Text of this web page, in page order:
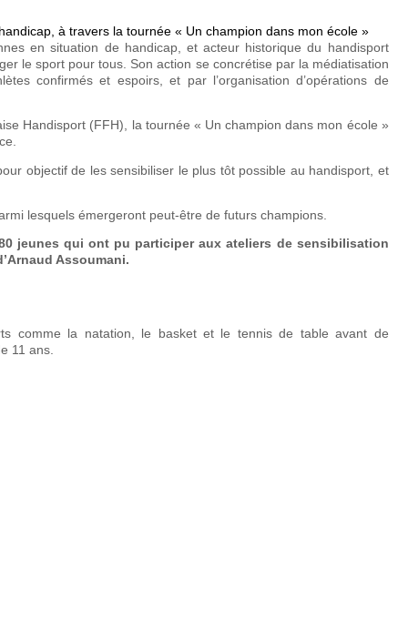
à travers la tournée « Un champion dans mon école »
en situation de handicap, et acteur historique du handisport
le sport pour tous. Son action se concrétise par la médiatisation
confirmés et espoirs, et par l’organisation d’opérations de
Handisport (FFH), la tournée « Un champion dans mon école »
objectif de les sensibiliser le plus tôt possible au handisport, et
lesquels émergeront peut-être de futurs champions.
jeunes qui ont pu participer aux ateliers de sensibilisation
Assoumani.
comme la natation, le basket et le tennis de table avant de
11 ans.